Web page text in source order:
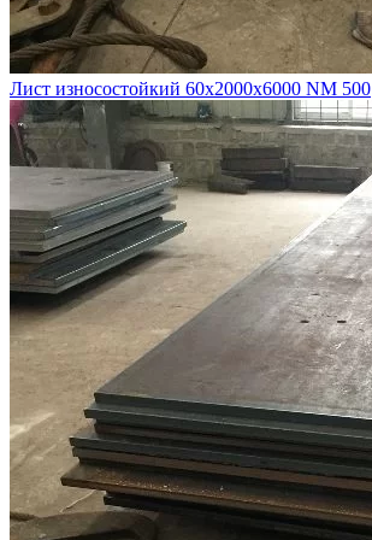
Лист износостойкий 60х2000х6000 NM 500